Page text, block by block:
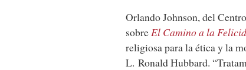
Orlando Johnson, del
sobreEl Camino a la
religiosa para la ética y la
L. Ronald Hubbard.